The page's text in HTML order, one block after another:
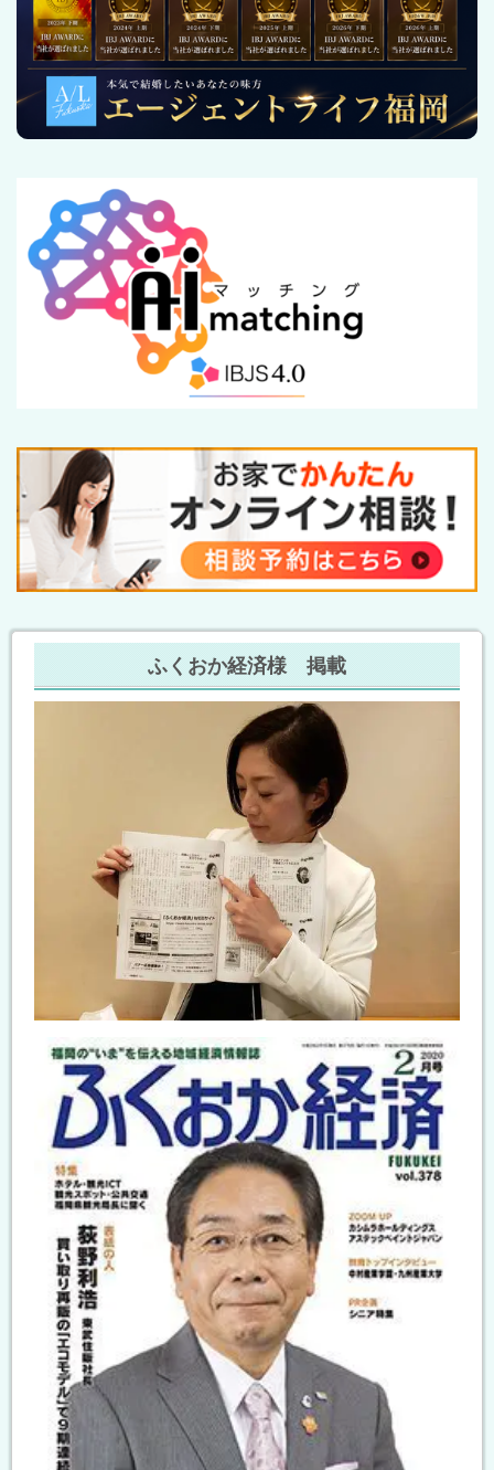
ふくおか経済様 掲載